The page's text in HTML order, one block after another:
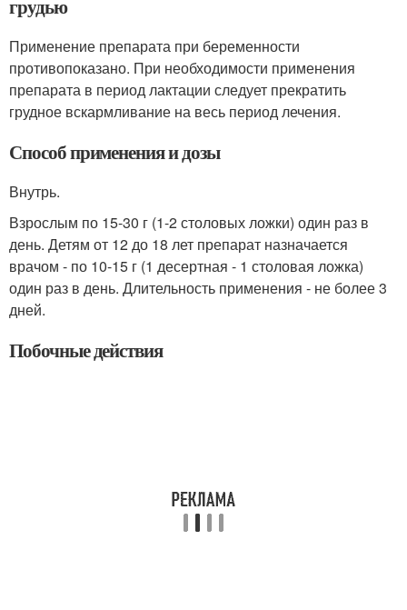
грудью
Применение препарата при беременности
противопоказано. При необходимости применения
препарата в период лактации следует прекратить
грудное вскармливание на весь период лечения.
Способ применения и дозы
Внутрь.
Взрослым по 15-30 г (1-2 столовых ложки) один раз в
день. Детям от 12 до 18 лет препарат назначается
врачом - по 10-15 г (1 десертная - 1 столовая ложка)
один раз в день. Длительность применения - не более 3
дней.
Побочные действия